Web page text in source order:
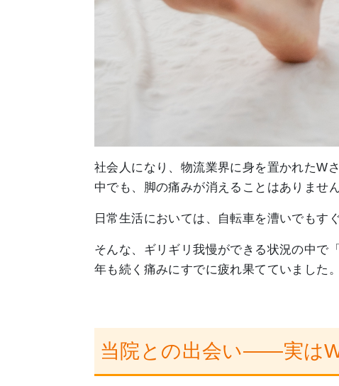
社会人になり、物流業界に身を置かれたW
中でも、脚の痛みが消えることはありません
日常生活においては、自転車を漕いでも
そんな、ギリギリ我慢ができる状況の中で
年も続く痛みにすでに疲れ果てていました。
当院との出会い――実は